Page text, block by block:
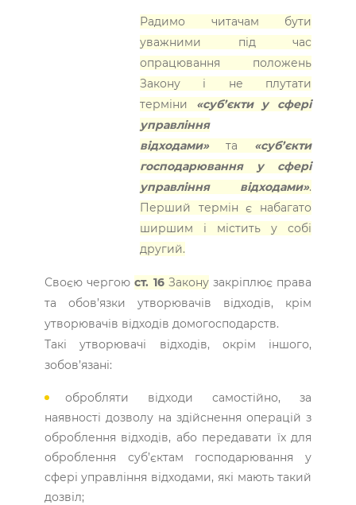
Радимо читачам бути
уважними під час
опрацювання положень
Закону і не плутати
терміни «суб’єкти у сфері
управління
відходами»та «суб’єкти
господарювання у сфері
управління відходами».
Перший термін є набагато
ширшим і містить у собі
другий.
Своєю чергоюст. 16Законузакріплює права
та обов’язки утворювачів відходів, крім
утворювачів відходів домогосподарств.
Такі утворювачі відходів, окрім іншого,
зобов’язані:
обробляти відходи самостійно, за
наявності дозволу на здійснення операцій з
оброблення відходів, або передавати їх для
оброблення суб’єктам господарювання у
сфері управління відходами, які мають такий
дозвіл;